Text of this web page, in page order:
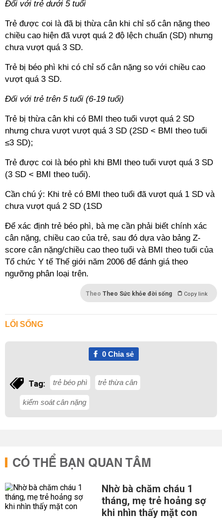
Đối với trẻ dưới 5 tuổi
Trẻ được coi là đã bị thừa cân khi chỉ số cân nặng theo
chiều cao hiện đã vượt quá 2 độ lệch chuẩn (SD) nhưng
chưa vượt quá 3 SD.
Trẻ bị béo phì khi có chỉ số cân nặng so với chiều cao
vượt quá 3 SD.
Đối với trẻ trên 5 tuổi (6-19 tuổi)
Trẻ bị thừa cân khi có BMI theo tuổi vượt quá 2 SD
nhưng chưa vượt vượt quá 3 SD (2SD < BMI theo tuổi
≤3 SD);
Trẻ được coi là béo phì khi BMI theo tuổi vượt quá 3 SD
(3 SD < BMI theo tuổi).
Cần chú ý: Khi trẻ có BMI theo tuổi đã vượt quá 1 SD và
chưa vượt quá 2 SD (1SD
Để xác định trẻ béo phì, bà mẹ cần phải biết chính xác
cân nặng, chiều cao của trẻ, sau đó dựa vào bảng Z-
score cân nặng/chiều cao theo tuổi và BMI theo tuổi của
Tổ chức Y tế Thế giới năm 2006 để đánh giá theo
ngưỡng phân loại trên.
Theo Theo Sức khỏe đời sống Copy link
LỐI SỐNG
0Chia sẻ
Tag: trẻ béo phì trẻ thừa cân
kiểm soát cân nặng
CÓ THỂ BẠN QUAN TÂM
Nhờ bà chăm cháu 1
tháng, mẹ trẻ hoảng sợ
khi nhìn thấy mặt con